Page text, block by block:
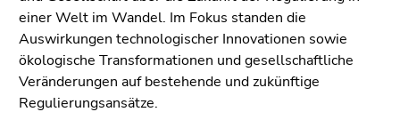
Zur
Suche
(Zugriffstaste
9)
einer Welt im Wandel. Im Fokus standen die
Auswirkungen technologischer Innovationen sowie
ökologische Transformationen und gesellschaftliche
Veränderungen auf bestehende und zukünftige
Regulierungsansätze.